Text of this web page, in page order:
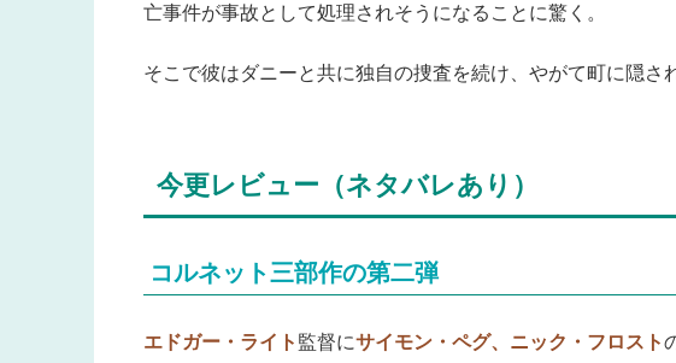
亡事件が事故として処理されそうになることに驚く。
そこで彼はダニーと共に独自の捜査を続け、やがて町に隠さ
今更レビュー（ネタバレあり）
コルネット三部作の第二弾
エドガー・ライト 監督にサイモン・ペグ、ニック・フロスト